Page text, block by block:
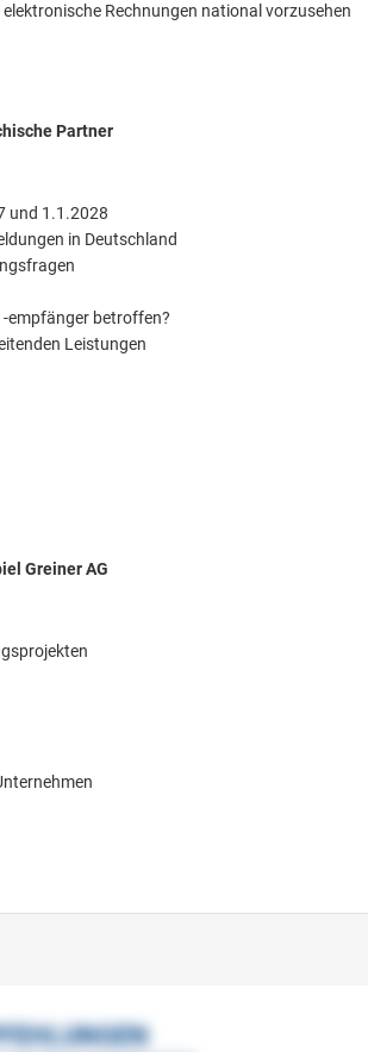
Rechnungen national vorzusehen
Partner
und 1.1.2028
in Deutschland
empfänger betroffen?
Leistungen
Greiner AG